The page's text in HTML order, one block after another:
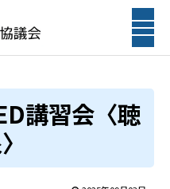
字救急法AED講習会
講習会〈聴